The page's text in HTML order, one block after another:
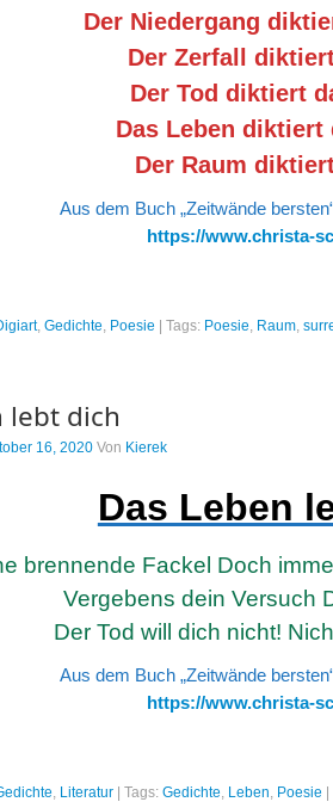
Der Niedergang
Der Zerfall
Der Tod diktiert
Das Leben diktiert
Der Raum
Aus dem Buch „Zeitwände
https://www.christa-
, Gedichte, Poesie Tags: Poesie, Raum,
lebt dich
16, 2020 Von Kierek
Das Leben
brennende Fackel Doch
Vergebens dein Versuch
Der Tod will dich nicht!
Aus dem Buch „Zeitwände
https://www.christa-
, Literatur Tags: Gedichte, Leben, Poesie